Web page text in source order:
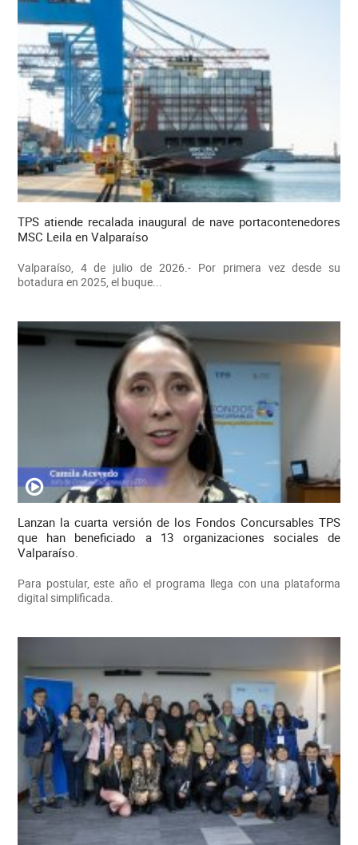
TPS atiende recalada inaugural de nave portacontenedores
MSC Leila en Valparaíso
Valparaíso, 4 de julio de 2026.- Por primera vez desde su
botadura en 2025, el buque...
Lanzan la cuarta versión de los Fondos Concursables TPS
que han beneficiado a 13 organizaciones sociales de
Valparaíso.
Para postular, este año el programa llega con una plataforma
digital simplificada.